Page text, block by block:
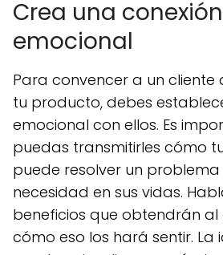
Crea una conexión
emocional
Para convencer a un
tu producto, debes
emocional con ellos. Es
puedas transmitirles cómo
puede resolver un
necesidad en sus vidas.
beneficios que obtendrán al
cómo eso los hará sentir. La